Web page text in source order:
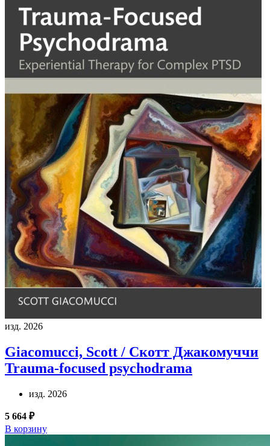
изд. 2026
Giacomucci, Scott / Скотт Джакомуччи
Trauma-focused psychodrama
изд. 2026
5 664 ₽
В корзину